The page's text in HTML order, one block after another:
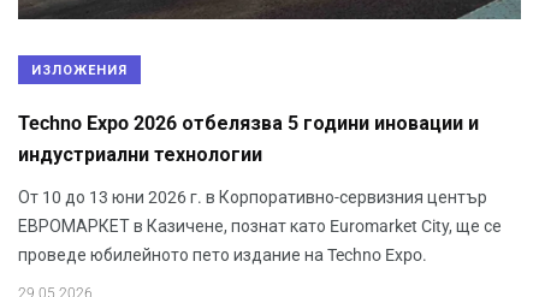
ИЗЛОЖЕНИЯ
Techno Expo 2026 отбелязва 5 години иновации и
индустриални технологии
От 10 до 13 юни 2026 г. в Корпоративно-сервизния център
ЕВРОМАРКЕТ в Казичене, познат като Euromarket City, ще се
проведе юбилейното пето издание на Techno Expo.
29.05.2026